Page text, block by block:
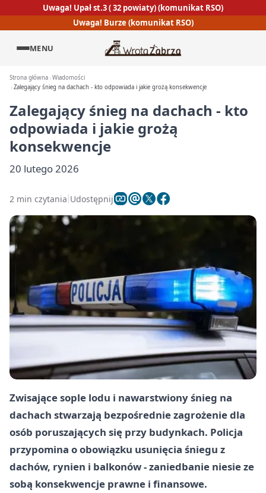
Uwaga! Upał st.3 ( 32 powiaty) (komunikat RSO)
Uwaga! Burze (komunikat RSO)
MENU
Strona główna Wiadomości
Zalegający śnieg na dachach - kto odpowiada i jakie grożą konsekwencje
Zalegający śnieg na dachach - kto
odpowiada i jakie grożą
konsekwencje
20 lutego 2026
2 min czytania Udostępnij
Zwisające sople lodu i nawarstwiony śnieg na
dachach stwarzają bezpośrednie zagrożenie dla
osób poruszających się przy budynkach. Policja
przypomina o obowiązku usunięcia śniegu z
dachów, rynien i balkonów - zaniedbanie niesie ze
sobą konsekwencje prawne i finansowe.